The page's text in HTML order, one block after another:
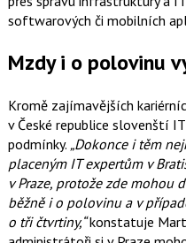
softwarových či mobilních
Mzdy i o polovinu
Kromě zajímavějších
v České republice slovenští
podmínky. „Dokonce i těm
placeným IT expertům v
v Praze, protože zde mohou
běžně i o polovinu a v
o tři čtvrtiny,“konstatuje